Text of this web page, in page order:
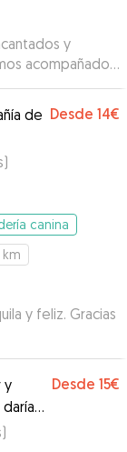
y
acompañados
es muy
de Desde 14€
)
canina
km
y feliz. Gracias
y
Desde 15€
)